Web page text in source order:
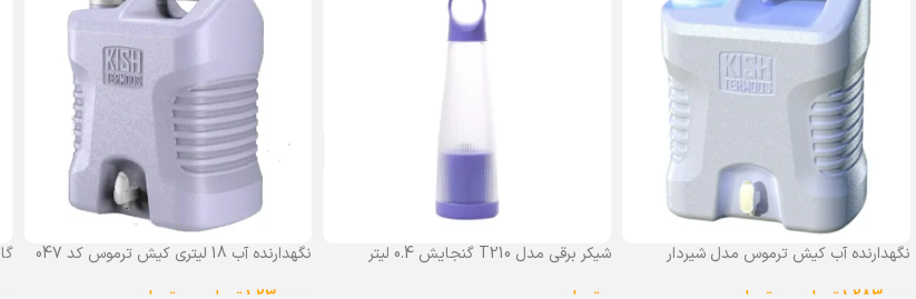
نگهدارنده آب کیش ترموس مدل شیردار
شیکر برقی مدل T210 گنجایش 0.4 لیتر
نگهدارنده آب 18 لیتری کیش ترموس کد 047